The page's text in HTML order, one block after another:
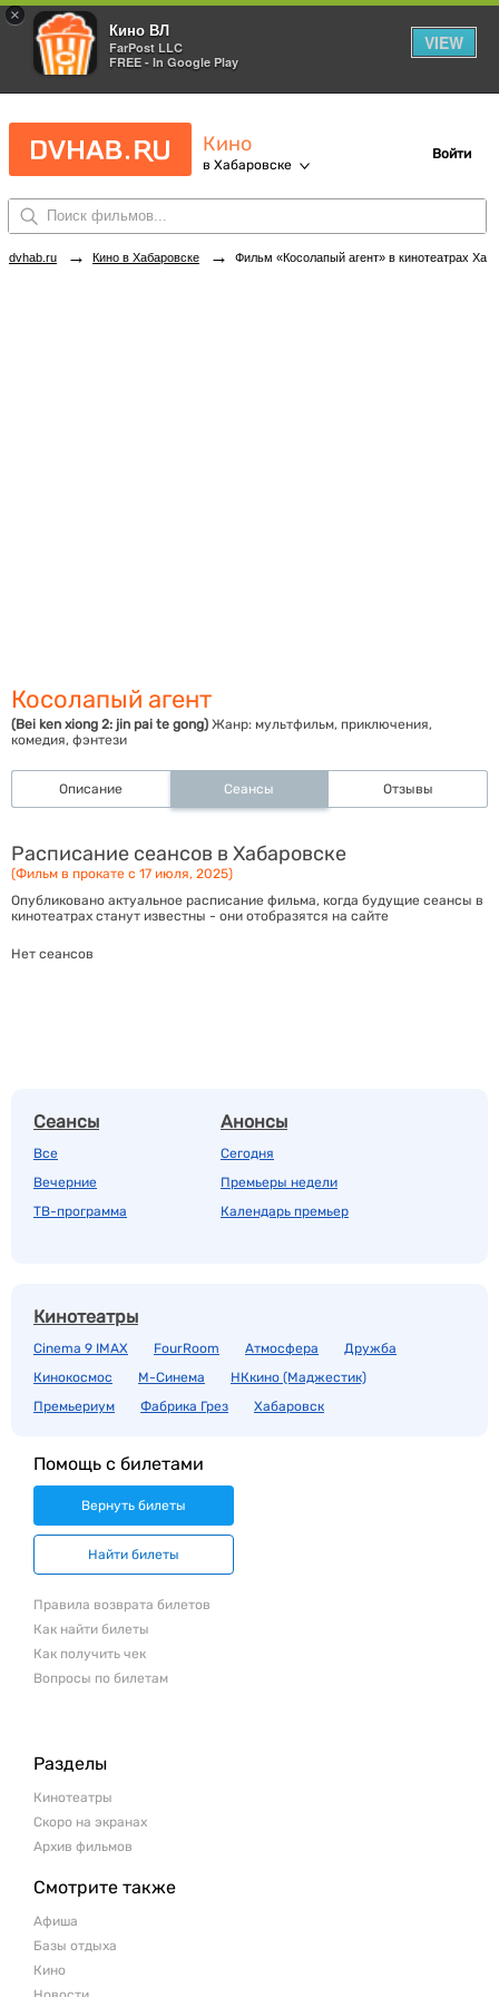
×
Кино ВЛ
FarPost LLC
FREE - In Google Play
VIEW
Кино
в Хабаровске
Войти
dvhab.ru → Кино в Хабаровске → Фильм «Косолапый агент» в кинотеатрах Хабаровска. Купить билеты!
Косолапый агент
(Bei ken xiong 2: jin pai te gong) Жанр: мультфильм, приключения,
комедия, фэнтези
Описание Сеансы Отзывы
Расписание сеансов в Хабаровске
(Фильм в прокате с 17 июля, 2025)
Опубликовано актуальное расписание фильма, когда будущие сеансы в
кинотеатрах станут известны - они отобразятся на сайте
Нет сеансов
Сеансы
Все
Вечерние
ТВ-программа
Анонсы
Сегодня
Премьеры недели
Календарь премьер
Кинотеатры
Cinema 9 IMAX FourRoom Атмосфера
Дружба
Кинокосмос
М-Синема
НКкино (Маджестик)
Премьериум
Фабрика Грез Хабаровск
Помощь с билетами
Вернуть билеты
Найти билеты
Правила возврата билетов
Как найти билеты
Как получить чек
Вопросы по билетам
Разделы
Кинотеатры
Скоро на экранах
Архив фильмов
Смотрите также
Афиша
Базы отдыха
Кино